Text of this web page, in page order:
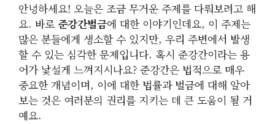
안녕하세요! 오늘은 조금 무거운 주제를 다뤄보려고 해
요. 바로 준강간벌금에 대한 이야기인데요, 이 주제는
많은 분들에게 생소할 수 있지만, 우리 주변에서 발생
할 수 있는 심각한 문제입니다. 혹시 준강간이라는 용
어가 낯설게 느껴지시나요? 준강간은 법적으로 매우
중요한 개념이며, 이에 대한 법률과 벌금에 대해 알아
보는 것은 여러분의 권리를 지키는 데 큰 도움이 될 거
예요.